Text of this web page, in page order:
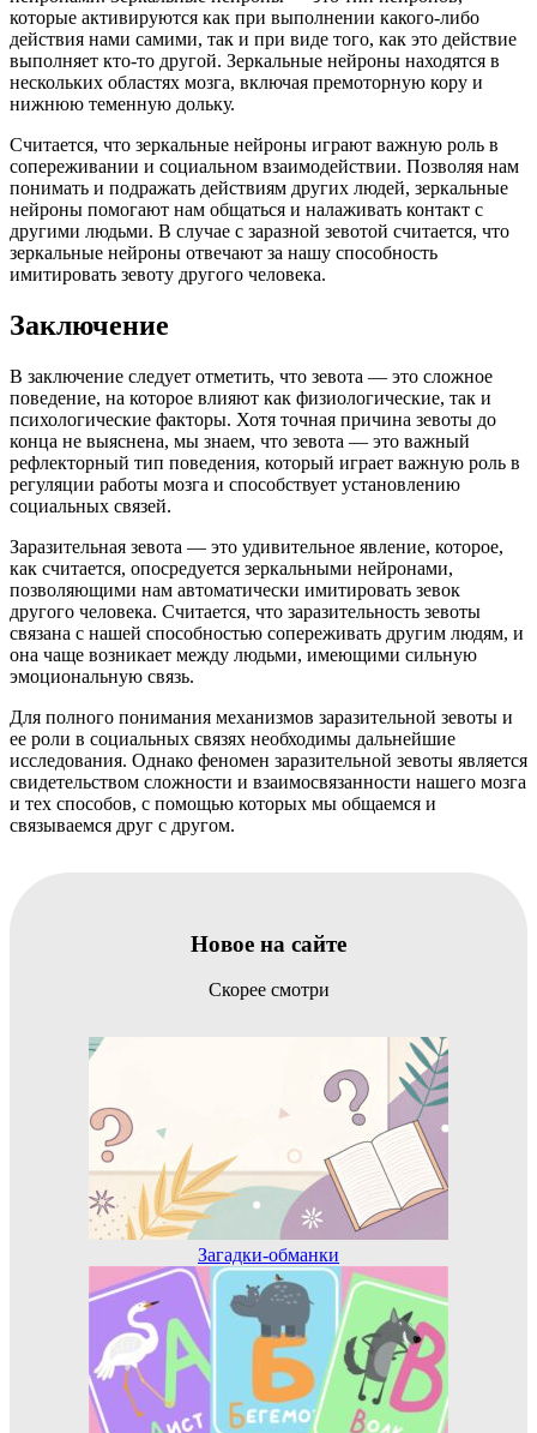
которые активируются как при выполнении какого-либо
действия нами самими, так и при виде того, как это действие
выполняет кто-то другой. Зеркальные нейроны находятся в
нескольких областях мозга, включая премоторную кору и
нижнюю теменную дольку.
Считается, что зеркальные нейроны играют важную роль в
сопереживании и социальном взаимодействии. Позволяя нам
понимать и подражать действиям других людей, зеркальные
нейроны помогают нам общаться и налаживать контакт с
другими людьми. В случае с заразной зевотой считается, что
зеркальные нейроны отвечают за нашу способность
имитировать зевоту другого человека.
Заключение
В заключение следует отметить, что зевота — это сложное
поведение, на которое влияют как физиологические, так и
психологические факторы. Хотя точная причина зевоты до
конца не выяснена, мы знаем, что зевота — это важный
рефлекторный тип поведения, который играет важную роль в
регуляции работы мозга и способствует установлению
социальных связей.
Заразительная зевота — это удивительное явление, которое,
как считается, опосредуется зеркальными нейронами,
позволяющими нам автоматически имитировать зевок
другого человека. Считается, что заразительность зевоты
связана с нашей способностью сопереживать другим людям, и
она чаще возникает между людьми, имеющими сильную
эмоциональную связь.
Для полного понимания механизмов заразительной зевоты и
ее роли в социальных связях необходимы дальнейшие
исследования. Однако феномен заразительной зевоты является
свидетельством сложности и взаимосвязанности нашего мозга
и тех способов, с помощью которых мы общаемся и
связываемся друг с другом.
Новое на сайте
Скорее смотри
Загадки-обманки